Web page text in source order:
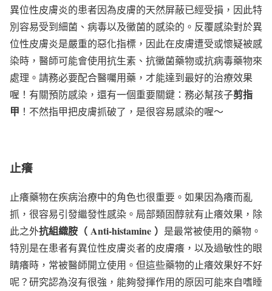
異位性皮膚炎的患者因為皮膚的天然屏蔽已經受損，因此特
別容易受到細菌、病毒以及黴菌的感染的。反覆感染對於異
位性皮膚炎是嚴重的惡化指標，因此在皮膚遭受或懷疑被感
染時，醫師可能會使用抗生素、抗黴菌藥物或抗病毒藥物來
處理。請務必要配合醫囑用藥，才能達到最好的治療效果
喔！有關預防感染，還有一個重要關鍵：務必幫孩子剪指
甲 ！不然指甲把皮膚抓破了，是很容易感染的喔～
止癢
止癢藥物在疾病治療中的角色也很重要。如果因為癢而亂
抓，很容易引發繼發性感染。局部類固醇就有止癢效果，除
此之外抗組織胺（ Anti-histamine ） 是最常被使用的藥物。
特別是在患者有異位性皮膚炎者的皮膚癢，以及過敏性的眼
睛癢時，常被醫師開立使用。但這些藥物的止癢效果好不好
呢？研究認為沒有很強，能夠發揮作用的原因可能來自嗜睡